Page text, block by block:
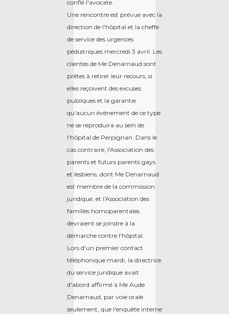
confié l'avocate.
Une rencontre est prévue avec la
direction de l'hôpital et la cheffe
de service des urgences
pédiatriques mercredi 3 avril. Les
clientes de Me Denarnaud sont
prêtes à retirer leur recours, si
elles reçoivent des excuses
publiques et la garantie
qu'aucun événement de ce type
ne se reproduira au sein de
l'hôpital de Perpignan. Dans le
cas contraire, l'Association des
parents et futurs parents gays
et lesbiens, dont Me Denarnaud
est membre de la commission
juridique, et l'Association des
familles homoparentales
devraient se joindre à la
démarche contre l'hôpital.
Lors d'un premier contact
téléphonique mardi, la directrice
du service juridique avait
d'abord affirmé à Me Aude
Denarnaud, par voie orale
seulement, que l'enquête interne